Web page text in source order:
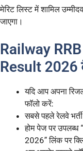
मेरिट लिस्ट में शामिल
जाएगा।
Railway
Result
यदि आप अपना
फॉलो करें:
सबसे पहले रेलवे
होम पेज पर
2026” लिंक पर